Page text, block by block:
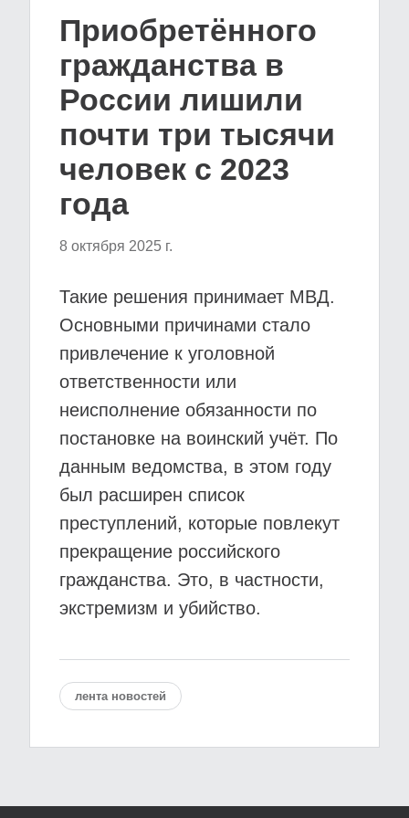
Приобретённого
гражданства в
России лишили
почти три тысячи
человек с 2023
года
8 октября 2025 г.
Такие решения принимает МВД.
Основными причинами стало
привлечение к уголовной
ответственности или
неисполнение обязанности по
постановке на воинский учёт. По
данным ведомства, в этом году
был расширен список
преступлений, которые повлекут
прекращение российского
гражданства. Это, в частности,
экстремизм и убийство.
лента новостей